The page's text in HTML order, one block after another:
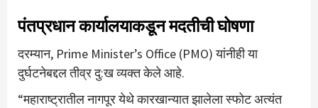
पंतप्रधान कार्यालयाकडून मदतीची घोषणा
दरम्यान, Prime Minister’s Office (PMO) यांनीही या
दुर्घटनेबद्दल तीव्र दु:ख व्यक्त केले आहे.
“महाराष्ट्रातील नागपूर येथे कारखान्यात झालेला स्फोट अत्यंत